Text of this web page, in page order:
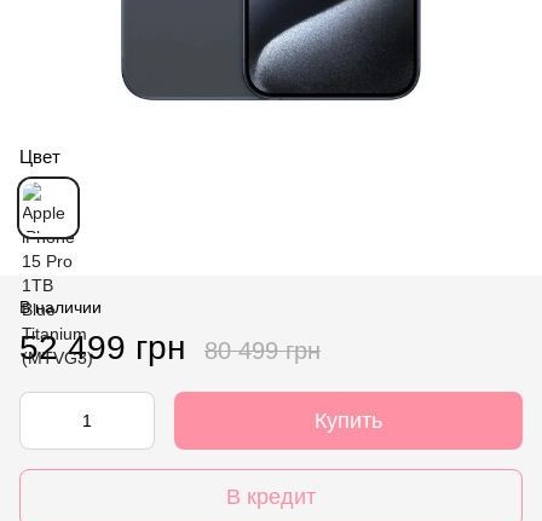
Цвет
В наличии
52 499 грн 80 499 грн
Купить
В кредит